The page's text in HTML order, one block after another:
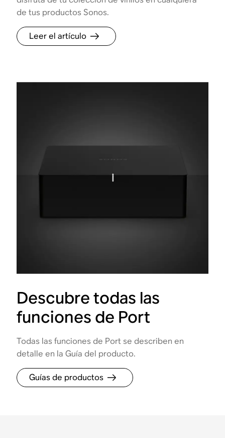
de tus productos Sonos.
Leer el artículo
Descubre todas las
funciones de Port
Todas las funciones de Port se describen en
detalle en la Guía del producto.
Guías de productos